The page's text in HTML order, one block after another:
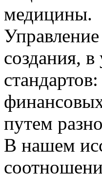
медицины.
создания,
путем
В нашем